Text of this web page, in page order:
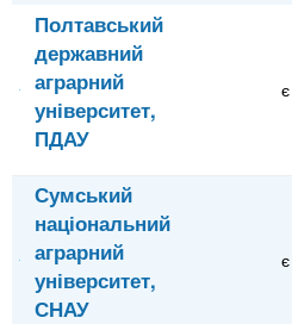
Полтавський
державний
аграрний
університет,
ПДАУ
є
Сумський
національний
аграрний
університет,
СНАУ
є